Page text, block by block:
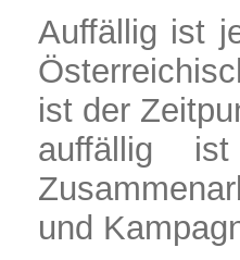
Auffällig ist
ist der
auffällig
und